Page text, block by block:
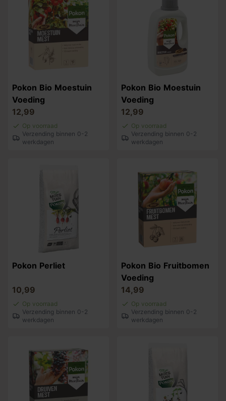
Pokon Bio Moestuin
Voeding
12,99
Op voorraad
Verzending binnen 0-2
werkdagen
Pokon Bio Moestuin
Voeding
12,99
Op voorraad
Verzending binnen 0-2
werkdagen
Pokon Perliet
10,99
Op voorraad
Verzending binnen 0-2
werkdagen
Pokon Bio Fruitbomen
Voeding
14,99
Op voorraad
Verzending binnen 0-2
werkdagen